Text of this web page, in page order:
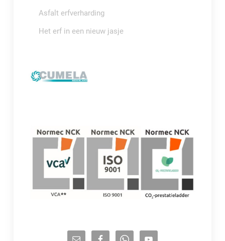
Asfalt erfverharding
Het erf in een nieuw jasje